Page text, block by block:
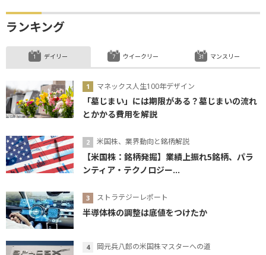
ランキング
デイリー
マネックス人生100年デザイン
「墓じまい」には期限がある？墓じまいの流れ
とかかる費用を解説
米国株、業界動向と銘柄解説
【米国株：銘柄発掘】業績上振れ5銘柄、パラ
ンティア・テクノロジー...
ストラテジーレポート
半導体株の調整は底値をつけたか
岡元兵八郎の米国株マスターへの道
ウイークリー マンスリー